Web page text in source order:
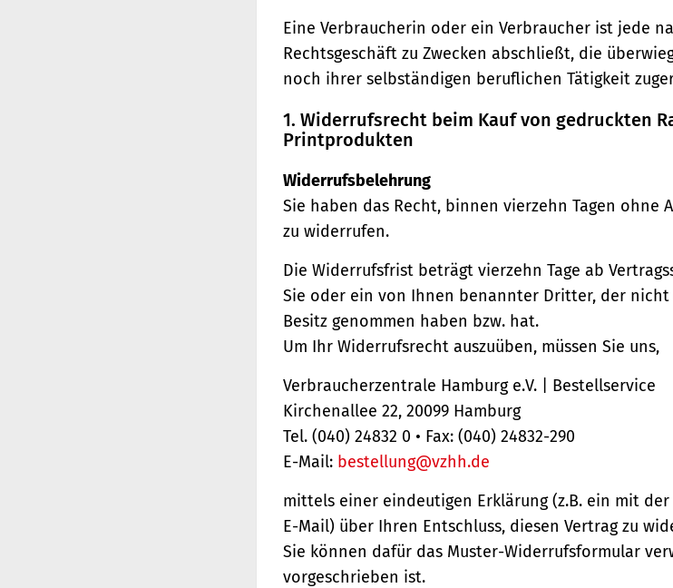
Eine Verbraucherin oder ein Verbraucher ist jede
Rechtsgeschäft zu Zwecken abschließt, die
noch ihrer selbständigen beruflichen Tätigkeit
1. Widerrufsrecht beim Kauf von gedruckten
Printprodukten
Widerrufsbelehrung
Sie haben das Recht, binnen vierzehn Tagen ohne
zu widerrufen.
Die Widerrufsfrist beträgt vierzehn Tage ab
Sie oder ein von Ihnen benannter Dritter, der
Besitz genommen haben bzw. hat.
Um Ihr Widerrufsrecht auszuüben, müssen Sie uns,
Verbraucherzentrale Hamburg e.V. | Bestellservice
Kirchenallee 22, 20099 Hamburg
Tel. (040) 24832 0 • Fax: (040) 24832-290
E-Mail: bestellung@vzhh.de
mittels einer eindeutigen Erklärung (z.B. ein mit
E-Mail) über Ihren Entschluss, diesen Vertrag zu
Sie können dafür das Muster-Widerrufsformular
vorgeschrieben ist.